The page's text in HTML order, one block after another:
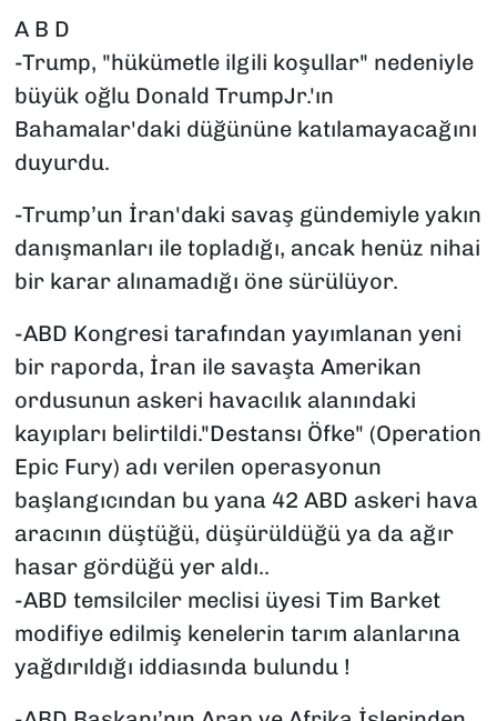
A B D
-Trump, "hükümetle ilgili koşullar" nedeniyle
büyük oğlu Donald TrumpJr.'ın
Bahamalar'daki düğününe katılamayacağını
duyurdu.
-Trump’un İran'daki savaş gündemiyle yakın
danışmanları ile topladığı, ancak henüz nihai
bir karar alınamadığı öne sürülüyor.
-ABD Kongresi tarafından yayımlanan yeni
bir raporda, İran ile savaşta Amerikan
ordusunun askeri havacılık alanındaki
kayıpları belirtildi."Destansı Öfke" (Operation
Epic Fury) adı verilen operasyonun
başlangıcından bu yana 42 ABD askeri hava
aracının düştüğü, düşürüldüğü ya da ağır
hasar gördüğü yer aldı..
-ABD temsilciler meclisi üyesi Tim Barket
modifiye edilmiş kenelerin tarım alanlarına
yağdırıldığı iddiasında bulundu !